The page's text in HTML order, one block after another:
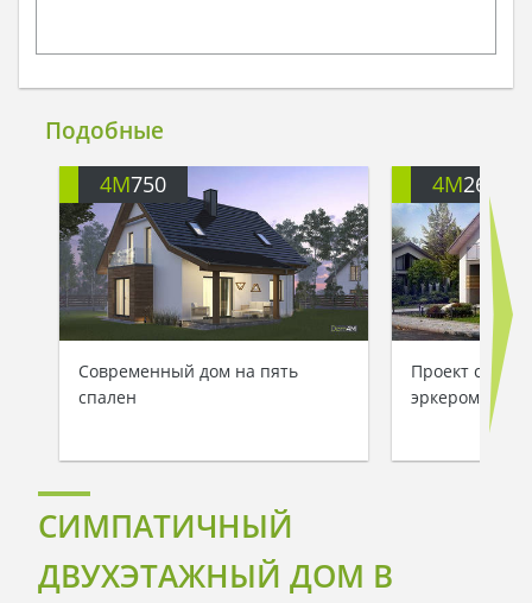
Подобные
4M750
Современный дом на пять
спален
4M260
Проект
эркером
СИМПАТИЧНЫЙ
ДВУХЭТАЖНЫЙ ДОМ В